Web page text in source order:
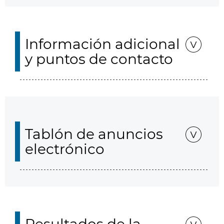
Información adicional
y puntos de contacto
Tablón de anuncios
electrónico